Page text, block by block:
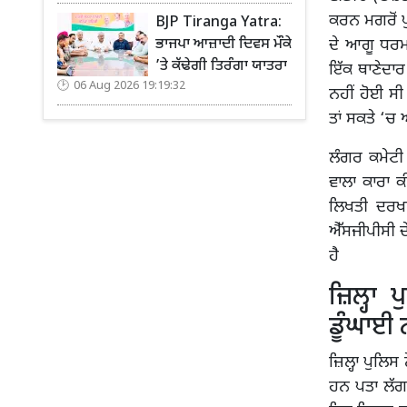
BJP Tiranga Yatra:
ਭਾਜਪਾ ਆਜ਼ਾਦੀ ਦਿਵਸ ਮੌਕੇ
’ਤੇ ਕੱਢੇਗੀ ਤਿਰੰਗਾ ਯਾਤਰਾ
06 Aug 2026 19:19:32
ਕਰਨ ਮਗਰੋਂ
ਦੇ ਆਗੂ ਧਰਮ
ਇੱਕ
ਨਹੀਂ ਹੋਈ
ਤਾਂ ਸਕਤੇ
ਲੰਗਰ
ਵਾਲਾ
ਲਿਖਤੀ
ਐੱਸਜੀਪੀਸੀ
ਹੈ
ਡੂੰਘਾਈ
ਜ਼ਿਲ੍ਹਾ
ਹਨ ਪਤਾ